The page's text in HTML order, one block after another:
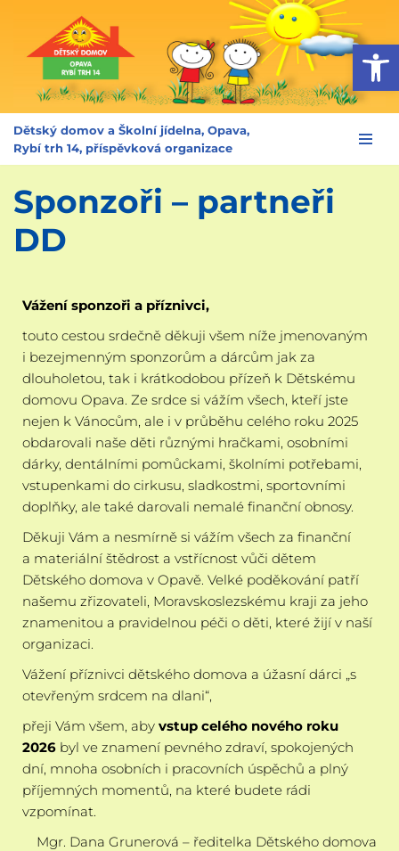
Přeskočit
obsah
Dětský domov a Školní jídelna, Opava,
Rybí trh 14, příspěvková organizace
Sponzoři – partneři
DD
Vážení sponzoři a příznivci,
touto cestou srdečně děkuji všem níže jmenovaným
i bezejmenným sponzorům a dárcům jak za
dlouholetou, tak i krátkodobou přízeň k Dětskému
domovu Opava. Ze srdce si vážím všech, kteří jste
nejen k Vánocům, ale i v průběhu celého roku 2025
obdarovali naše děti různými hračkami, osobními
dárky, dentálními pomůckami, školními potřebami,
vstupenkami do cirkusu, sladkostmi, sportovními
doplňky, ale také darovali nemalé finanční obnosy.
Děkuji Vám a nesmírně si vážím všech za finanční
a materiální štědrost a vstřícnost vůči dětem
Dětského domova v Opavě. Velké poděkování patří
našemu zřizovateli, Moravskoslezskému kraji za jeho
znamenitou a pravidelnou péči o děti, které žijí v naší
organizaci.
Vážení příznivci dětského domova a úžasní dárci „s
otevřeným srdcem na dlani“,
přeji Vám všem, aby vstup celého nového roku
2026 byl ve znamení pevného zdraví, spokojených
dní, mnoha osobních i pracovních úspěchů a plný
příjemných momentů, na které budete rádi
vzpomínat.
Mgr. Dana Grunerová – ředitelka Dětského domova